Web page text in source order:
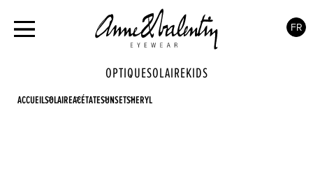
OPTIQUESOLAIREKIDS
FR
ACCUEILSOLAIREACÉTATESUNSETSHERYL